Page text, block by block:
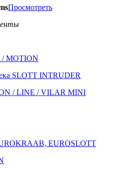
Просмотреть
/ MOTION
SLOTT INTRUDER
/ LINE / VILAR MINI
EUROSLOTT